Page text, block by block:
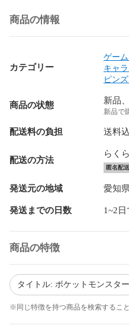
商品の情報
カテゴリー
ゲー
キャ
ピン
商品の状態 新品
新品で
配送料の負担 送料
配送の方法
らく
匿名配送
発送元の地域 愛知県
発送までの日数 1~2日
商品の特徴
タイトル: ポケットモンスター
※同じ特徴を持つ商品を検索するこ